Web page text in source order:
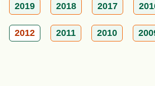
2019 2018 2017
2012 2011 2010